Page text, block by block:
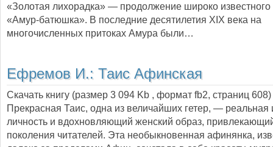
«Золотая лихорадка» — продолжение широко
«Амур-батюшка». В последние десятилетия XIX века на
многочисленных притоках Амура были…
Ефремов И.: Таис Афинская
Скачать книгу (размер 3 094 Kb , формат fb2, страниц 608
Прекрасная Таис, одна из величайших гетер, — реальная
личность и вдохновляющий женский образ,
поколения читателей. Эта необыкновенная афинянка,